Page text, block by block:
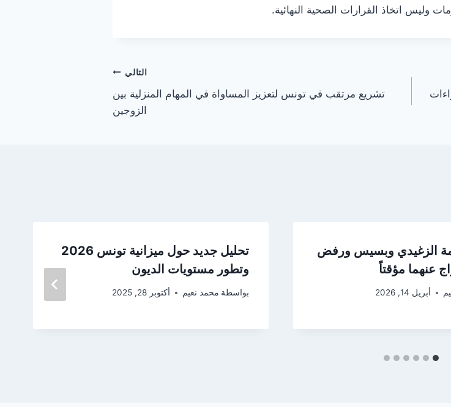
وليس اتخاذ القرارات الصحية النهائية.
التالي
تشريع مرتقب في تونس لتعزيز المساواة في المهام المنزلية بين
الزوجين
الزغيدي وبسيس ورفض
عنهما مؤقتاً
أبريل 14, 2026
تحليل جديد حول ميزانية تونس 2026
وتطور مستويات الديون
بواسطة محمد نعيم أكتوبر 28, 2025